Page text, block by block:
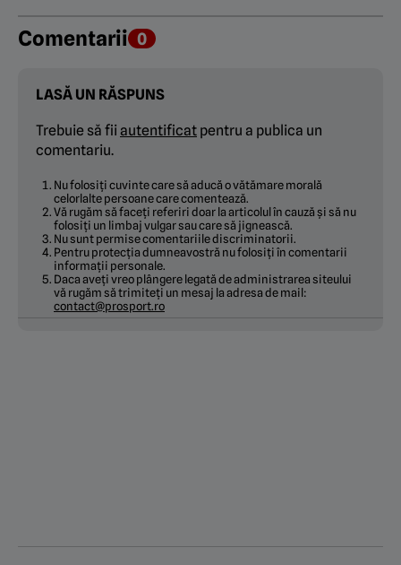
Comentarii 0
LASĂ UN RĂSPUNS
Trebuie să fii autentificat pentru a publica un
comentariu.
Nu folosiți cuvinte care să aducă o vătămare morală
celorlalte persoane care comentează.
Vă rugăm să faceți referiri doar la articolul în cauză și să nu
folosiți un limbaj vulgar sau care să jignească.
Nu sunt permise comentariile discriminatorii.
Pentru protecția dumneavostră nu folosiți în comentarii
informații personale.
Daca aveți vreo plângere legată de administrarea siteului
vă rugăm să trimiteți un mesaj la adresa de mail:
contact@prosport.ro